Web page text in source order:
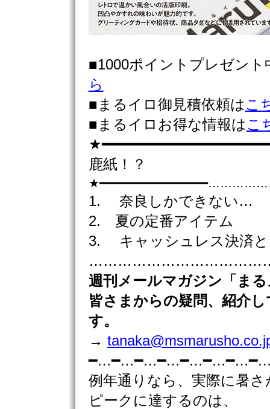
■1000ポイントプレゼン
ら
■まるイロ御見積依頼はこ
■まるイロお得な情報はこ
鹿紙！？
1. 奈良しかできない…
2. 夏の定番アイテム
3. キャッシュレス決済と
週刊 メールマガジン「ま
皆さまからの疑問、紹介
す。
→
例年通りなら、実際に暑さ
ピークに達するのは、